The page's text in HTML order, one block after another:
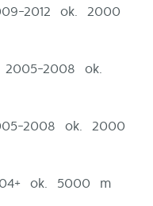
2012 ok. 2000
2005-2008 ok.
2008 ok. 2000
ok. 5000 m
zanonimizowanej.
pliki cookies
funkcjonalności.
na stronach
prezentowania Ci
analizy Twoich
Treści promocyjne
trzecich
oraz innych